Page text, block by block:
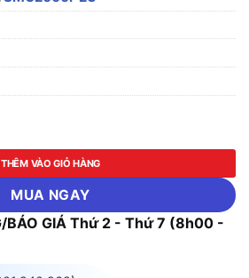
SMC2000I-2U LCD RM 2U (2000VA/
THÊM VÀO GIỎ HÀNG
MUA NGAY
BÁO GIÁ Thứ 2 - Thứ 7 (8h00 -